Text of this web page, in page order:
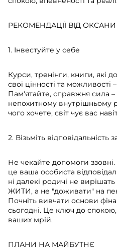
РЕКОМЕНДАЦІЇ ВІД ОКСАНИ
1. Інвестуйте у себе
Курси, тренінги, книги, які
свої цінності та можливості
Пам'ятайте, справжня сила –
непохитному внутрішньому
чого хочете, світ чує вас
2. Візьміть
Не чекайте допомоги
це ваша особиста
ні далекі родичі не
ЖИТИ, а не "доживати" на
Почніть вивчати основи
сьогодні. Це ключ до спокою,
ваших мрій.
ПЛАНИ НА МАЙБУТНЄ